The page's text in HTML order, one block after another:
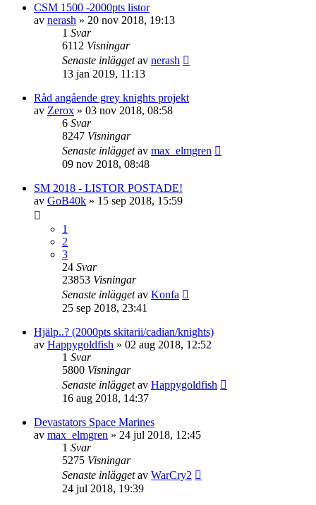
CSM 1500 -2000pts listor
av nerash » 20 nov 2018, 19:13
1 Svar
6112 Visningar
Senaste inläggetav nerash
13 jan 2019, 11:13
Råd angående grey knights projekt
av Zerox » 03 nov 2018, 08:58
6 Svar
8247 Visningar
Senaste inläggetav max_elmgren
09 nov 2018, 08:48
SM 2018 - LISTOR POSTADE!
av GoB40k » 15 sep 2018, 15:59
1
2
3
24 Svar
23853 Visningar
Senaste inläggetav Konfa
25 sep 2018, 23:41
Hjälp..? (2000pts skitarii/cadian/knights)
av Happygoldfish » 02 aug 2018, 12:52
1 Svar
5800 Visningar
Senaste inläggetav Happygoldfish
16 aug 2018, 14:37
Devastators Space Marines
av max_elmgren » 24 jul 2018, 12:45
1 Svar
5275 Visningar
Senaste inläggetav WarCry2
24 jul 2018, 19:39